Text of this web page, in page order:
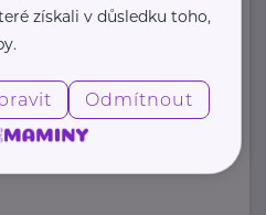
získali v důsledku toho,
Odmítnout